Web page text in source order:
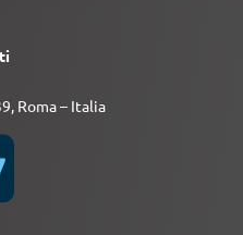
Roma – Italia